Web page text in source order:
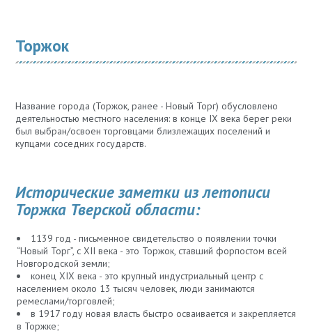
Торжок
Название города (Торжок, ранее - Новый Торг) обусловлено
деятельностью местного населения: в конце IX века берег реки
был выбран/освоен торговцами близлежащих поселений и
купцами соседних государств.
Исторические заметки из летописи
Торжка Тверской области:
1139 год - письменное свидетельство о появлении точки
“Новый Торг”, с XII века - это Торжок, ставший форпостом всей
Новгородской земли;
конец XIX века - это крупный индустриальный центр с
населением около 13 тысяч человек, люди занимаются
ремеслами/торговлей;
в 1917 году новая власть быстро осваивается и закрепляется
в Торжке;